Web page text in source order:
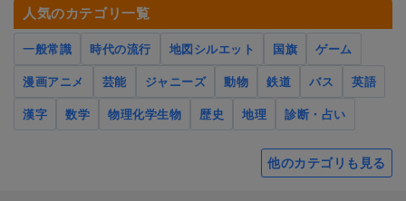
人気のカテゴリ一覧
一般常識 時代の流行 地図シルエット 国旗
ゲーム
漫画アニメ
芸能 ジャニーズ 動物 鉄道 バス
英語
漢字
数学 物理化学生物 歴史 地理 診断・占い
他のカテゴリも見る